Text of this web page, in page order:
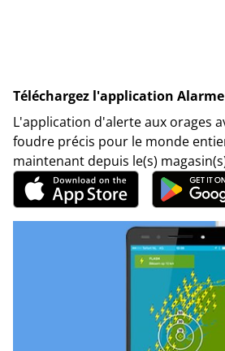
Téléchargez l'application Alarme
L'application d'alerte aux orages
foudre précis pour le monde
maintenant depuis le(s)